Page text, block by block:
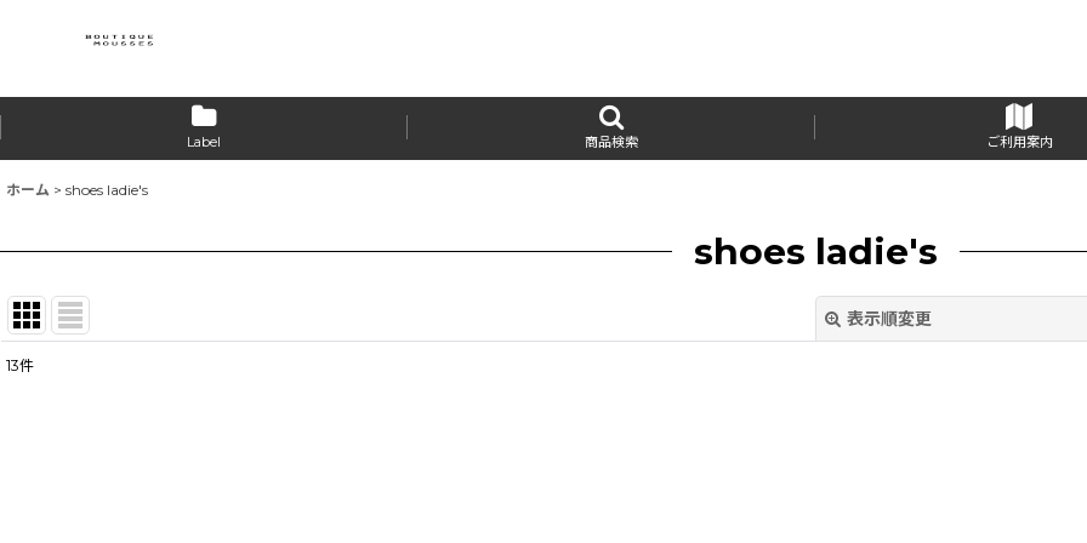
Label 商品検索 ご利用案内
ホーム > shoes ladie's
shoes ladie's
表示順変更
13件